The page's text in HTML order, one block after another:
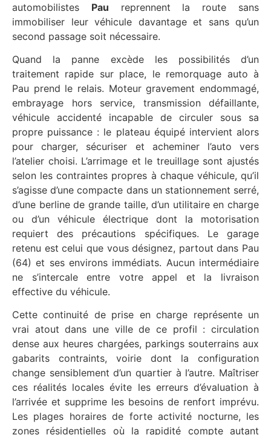
automobilistes Pau reprennent la route sans
immobiliser leur véhicule davantage et sans qu’un
second passage soit nécessaire.
Quand la panne excède les possibilités d’un
traitement rapide sur place, le remorquage auto à
Pau prend le relais. Moteur gravement endommagé,
embrayage hors service, transmission défaillante,
véhicule accidenté incapable de circuler sous sa
propre puissance : le plateau équipé intervient alors
pour charger, sécuriser et acheminer l’auto vers
l’atelier choisi. L’arrimage et le treuillage sont ajustés
selon les contraintes propres à chaque véhicule, qu’il
s’agisse d’une compacte dans un stationnement serré,
d’une berline de grande taille, d’un utilitaire en charge
ou d’un véhicule électrique dont la motorisation
requiert des précautions spécifiques. Le garage
retenu est celui que vous désignez, partout dans Pau
(64) et ses environs immédiats. Aucun intermédiaire
ne s’intercale entre votre appel et la livraison
effective du véhicule.
Cette continuité de prise en charge représente un
vrai atout dans une ville de ce profil : circulation
dense aux heures chargées, parkings souterrains aux
gabarits contraints, voirie dont la configuration
change sensiblement d’un quartier à l’autre. Maîtriser
ces réalités locales évite les erreurs d’évaluation à
l’arrivée et supprime les besoins de renfort imprévu.
Les plages horaires de forte activité nocturne, les
zones résidentielles où la rapidité compte autant